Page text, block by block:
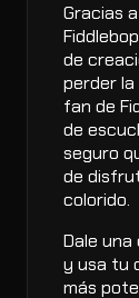
Gracias
de
perder la
fan de
de
seguro
de
colorido.
Dale
y usa tu
más